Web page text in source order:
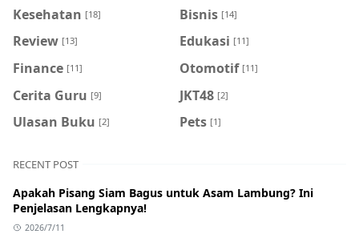
Kesehatan [18] Bisnis [14]
Review [13] Edukasi [11]
Finance [11] Otomotif [11]
Cerita Guru [9] JKT48 [2]
Ulasan Buku [2] Pets [1]
RECENT POST
Apakah Pisang Siam Bagus untuk Asam Lambung? Ini
Penjelasan Lengkapnya!
2026/7/11